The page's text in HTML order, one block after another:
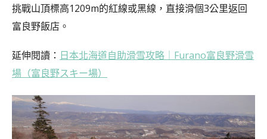
挑戰山頂標高1209m的紅線或黑線，直接滑個3公里返回
富良野飯店。
延伸閱讀： 日本北海道自助滑雪攻略｜Furano富良野滑雪
場（富良野スキー場）